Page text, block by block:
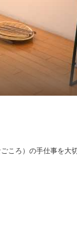
ころ）の手仕事を大